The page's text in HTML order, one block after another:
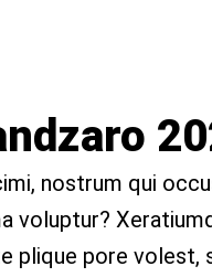
nostrum qui
voluptur?
plique pore volest,